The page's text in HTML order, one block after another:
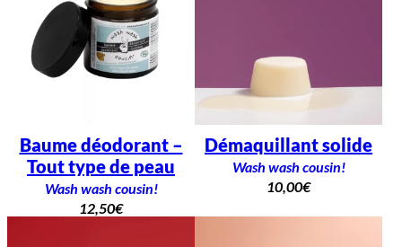
Baume déodorant –
Tout type de peau
Wash wash cousin!
12,50€
Démaquillant solide
Wash wash cousin!
10,00€